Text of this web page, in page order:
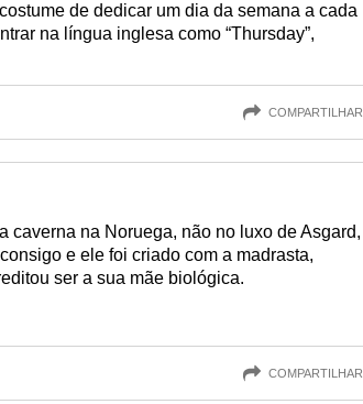
de dedicar um dia da semana a cada
na língua inglesa como “Thursday”,
COMPARTILHAR
caverna na Noruega, não no luxo de Asgard,
e ele foi criado com a madrasta,
ser a sua mãe biológica.
COMPARTILHAR